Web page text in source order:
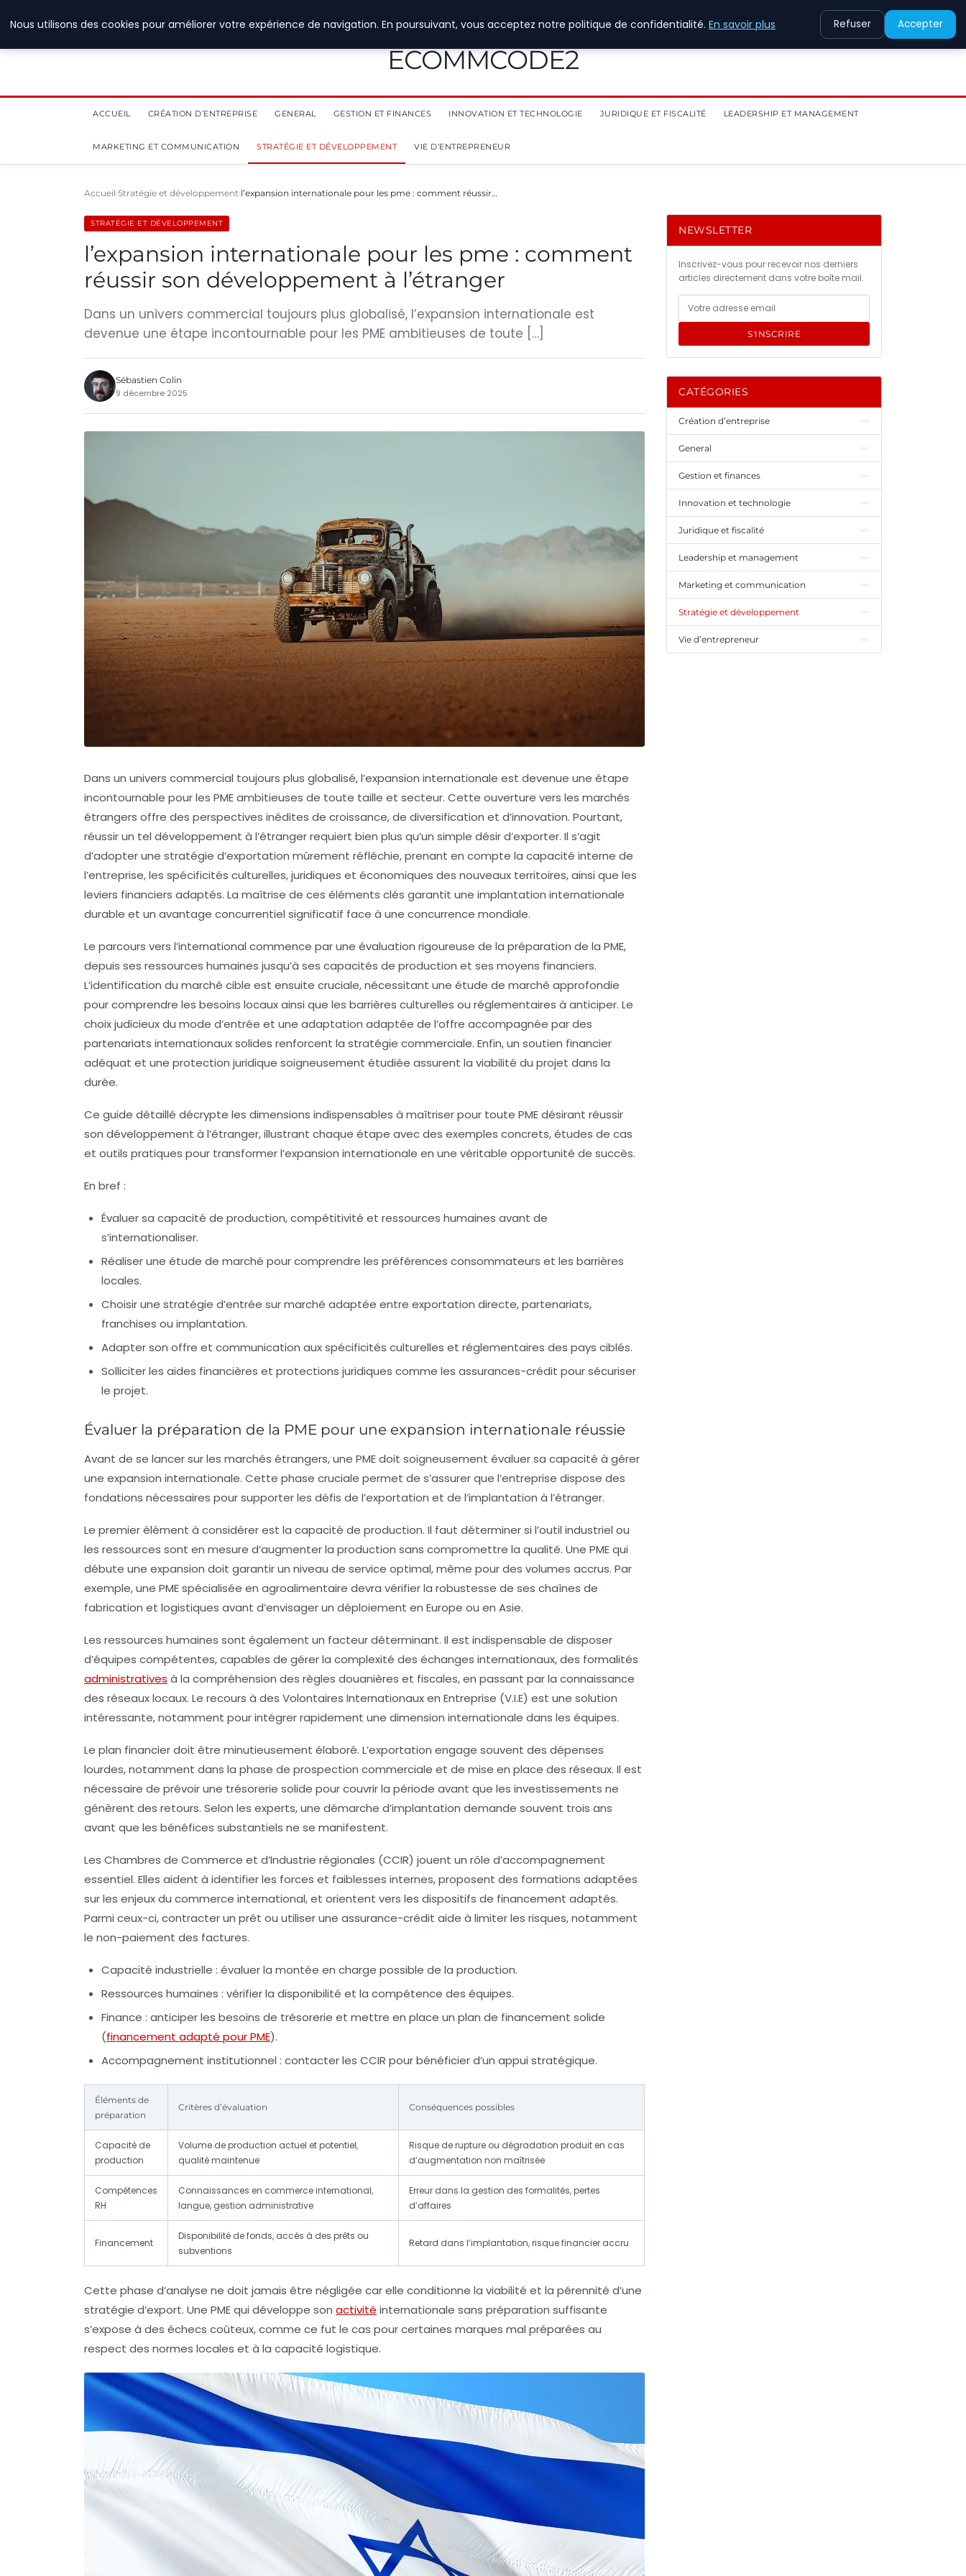
ECOMMCODE2
ACCUEIL CRÉATION D’ENTREPRISE GENERAL GESTION ET FINANCES INNOVATION ET TECHNOLOGIE JURIDIQUE ET FISCALITÉ LEADERSHIP ET MANAGEMENT
MARKETING ET COMMUNICATION STRATÉGIE ET DÉVELOPPEMENT VIE D’ENTREPRENEUR
Accueil Stratégie et développement l’expansion internationale pour les pme : comment réussir…
STRATÉGIE ET DÉVELOPPEMENT
l’expansion internationale pour les pme : comment
réussir son développement à l’étranger
Dans un univers commercial toujours plus globalisé, l’expansion internationale est
devenue une étape incontournable pour les PME ambitieuses de toute […]
Sébastien Colin
9 décembre 2025
Dans un univers commercial toujours plus globalisé,l’expansion internationale est devenue une étape
incontournable pour les PME ambitieuses de toute taille et secteur. Cette ouverture vers les marchés
étrangers offre des perspectives inédites de croissance, de diversification et d’innovation. Pourtant,
réussir un tel développement à l’étranger requiert bien plus qu’un simple désir d’exporter. Il s’agit
d’adopter une stratégie d’exportation mûrement réfléchie, prenant en compte la capacité interne de
l’entreprise, les spécificités culturelles, juridiques et économiques des nouveaux territoires, ainsi que les
leviers financiers adaptés. La maîtrise de ces éléments clés garantit une implantation internationale
durable et un avantage concurrentiel significatif face à une concurrence mondiale.
Le parcours vers l’international commence par une évaluation rigoureuse de la préparation de la PME,
depuis ses ressources humaines jusqu’à ses capacités de production et ses moyens financiers.
L’identification du marché cible est ensuite cruciale, nécessitant une étude de marché approfondie
pour comprendre les besoins locaux ainsi que les barrières culturelles ou réglementaires à anticiper. Le
choix judicieux du mode d’entrée et une adaptation adaptée de l’offre accompagnée par des
partenariats internationaux solides renforcent la stratégie commerciale. Enfin, un soutien financier
adéquat et une protection juridique soigneusement étudiée assurent la viabilité du projet dans la
durée.
Ce guide détaillé décrypte les dimensions indispensables à maîtriser pour toute PME désirant réussir
son développement à l’étranger, illustrant chaque étape avec des exemples concrets, études de cas
et outils pratiques pour transformer l’expansion internationale en une véritable opportunité de succès.
En bref :
Évaluer sa capacité de production, compétitivité et ressources humaines avant de
s’internationaliser.
Réaliser une étude de marché pour comprendre les préférences consommateurs et les barrières
locales.
Choisir une stratégie d’entrée sur marché adaptée entre exportation directe, partenariats,
franchises ou implantation.
Adapter son offre et communication aux spécificités culturelles et réglementaires des pays ciblés.
Solliciter les aides financières et protections juridiques comme les assurances-crédit pour sécuriser
le projet.
Évaluer la préparation de la PME pour une expansion internationale réussie
Avant de se lancer sur les marchés étrangers, une PME doit soigneusement évaluer sa capacité à gérer
une expansion internationale. Cette phase cruciale permet de s’assurer que l’entreprise dispose des
fondations nécessaires pour supporter les défis de l’exportation et de l’implantation à l’étranger.
Le premier élément à considérer est la capacité de production. Il faut déterminer si l’outil industriel ou
les ressources sont en mesure d’augmenter la production sans compromettre la qualité. Une PME qui
débute une expansion doit garantir un niveau de service optimal, même pour des volumes accrus. Par
exemple, une PME spécialisée en agroalimentaire devra vérifier la robustesse de ses chaînes de
fabrication et logistiques avant d’envisager un déploiement en Europe ou en Asie.
Les ressources humaines sont également un facteur déterminant. Il est indispensable de disposer
d’équipes compétentes, capables de gérer la complexité des échanges internationaux, des formalités
administratives à la compréhension des règles douanières et fiscales, en passant par la connaissance
des réseaux locaux. Le recours à des Volontaires Internationaux en Entreprise (V.I.E) est une solution
intéressante, notamment pour intégrer rapidement une dimension internationale dans les équipes.
Le plan financier doit être minutieusement élaboré. L’exportation engage souvent des dépenses
lourdes, notamment dans la phase de prospection commerciale et de mise en place des réseaux. Il est
nécessaire de prévoir une trésorerie solide pour couvrir la période avant que les investissements ne
génèrent des retours. Selon les experts, une démarche d’implantation demande souvent trois ans
avant que les bénéfices substantiels ne se manifestent.
Les Chambres de Commerce et d’Industrie régionales (CCIR) jouent un rôle d’accompagnement
essentiel. Elles aident à identifier les forces et faiblesses internes, proposent des formations adaptées
sur les enjeux du commerce international, et orientent vers les dispositifs de financement adaptés.
Parmi ceux-ci, contracter un prêt ou utiliser une assurance-crédit aide à limiter les risques, notamment
le non-paiement des factures.
Capacité industrielle : évaluer la montée en charge possible de la production.
Ressources humaines : vérifier la disponibilité et la compétence des équipes.
Finance : anticiper les besoins de trésorerie et mettre en place un plan de financement solide
(financement adapté pour PME).
Accompagnement institutionnel : contacter les CCIR pour bénéficier d’un appui stratégique.
Éléments de
préparation
Critères d’évaluation Conséquences possibles
Capacité de
production
Volume de production actuel et potentiel,
qualité maintenue
Risque de rupture ou dégradation produit en cas
d’augmentation non maîtrisée
Compétences
RH
Connaissances en commerce international,
langue, gestion administrative
Erreur dans la gestion des formalités, pertes
d’affaires
Financement
Disponibilité de fonds, accès à des prêts ou
subventions
Retard dans l’implantation, risque financier accru
Cette phase d’analyse ne doit jamais être négligée car elle conditionne la viabilité et la pérennité d’une
stratégie d’export. Une PME qui développe son activité internationale sans préparation suffisante
s’expose à des échecs coûteux, comme ce fut le cas pour certaines marques mal préparées au
respect des normes locales et à la capacité logistique.
NEWSLETTER
Inscrivez-vous pour recevoir nos derniers
articles directement dans votre boîte mail.
S'INSCRIRE
CATÉGORIES
Création d’entreprise
General
Gestion et finances
Innovation et technologie
Juridique et fiscalité
Leadership et management
Marketing et communication
Stratégie et développement
Vie d’entrepreneur
Nous utilisons des cookies pour améliorer votre expérience de navigation. En poursuivant, vous acceptez notre politique de confidentialité. En savoir plus Refuser Accepter